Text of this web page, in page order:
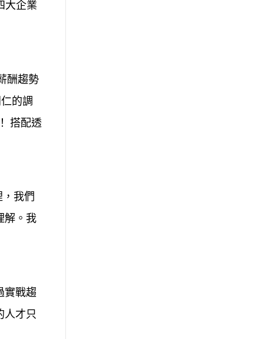
大企業
酬趨勢
的調
搭配透
我們
解。我
實戰趨
人才只